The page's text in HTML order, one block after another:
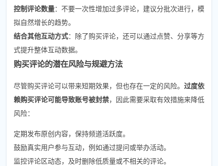
控制评论数量：不要一次性增加过多评论，建议分批次进行，模
拟自然增长的趋势。
结合其他互动方式：除了购买评论，还可以通过点赞、分享等方
式提升整体互动数据。
购买评论的潜在风险与规避方法
尽管购买评论可以带来短期效果，但也存在一定的风险。 过度依
赖购买评论可能导致账号被封禁，因此需要采取有效措施来降低
风险：
定期发布原创内容，保持频道活跃度。
鼓励真实用户参与互动，例如通过提问或举办活动。
监控评论区动态，及时删除低质量或不相关的评论。